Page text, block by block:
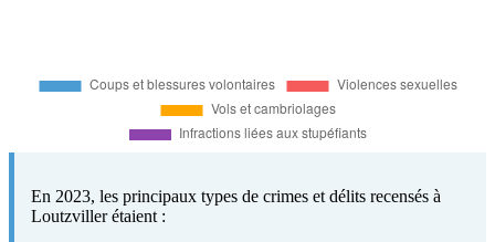
En 2023, les principaux types de crimes et délits recensés à
Loutzviller étaient :